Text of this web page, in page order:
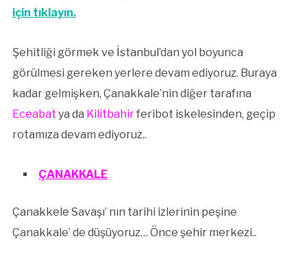
için tıklayın.
Şehitliği görmek ve İstanbul’dan yol boyunca
görülmesi gereken yerlere devam ediyoruz. Buraya
kadar gelmişken, Çanakkale’nin diğer tarafına
Eceabat ya da Kilitbahirferibot iskelesinden, geçip
rotamıza devam ediyoruz..
ÇANAKKALE
Çanakkele Savaşı’ nın tarihi izlerinin peşine
Çanakkale’ de düşüyoruz… Önce şehir merkezi..